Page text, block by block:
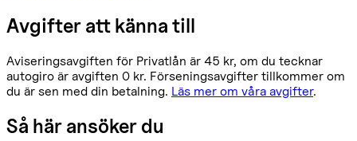
Avgifter att känna till
Aviseringsavgiften för Privatlån är 45 kr, om du tecknar
autogiro är avgiften 0 kr. Förseningsavgifter tillkommer om
du är sen med din betalning. Läs mer om våra avgifter.
Så här ansöker du